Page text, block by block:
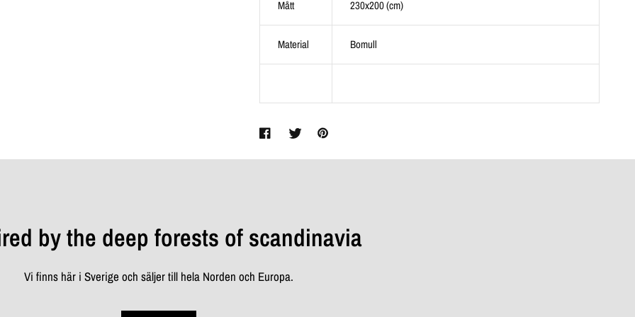
Mått 230x200 (cm)
Material Bomull
by the deep forests of scandinavia
Vi finns här i Sverige och säljer till hela Norden och Europa.